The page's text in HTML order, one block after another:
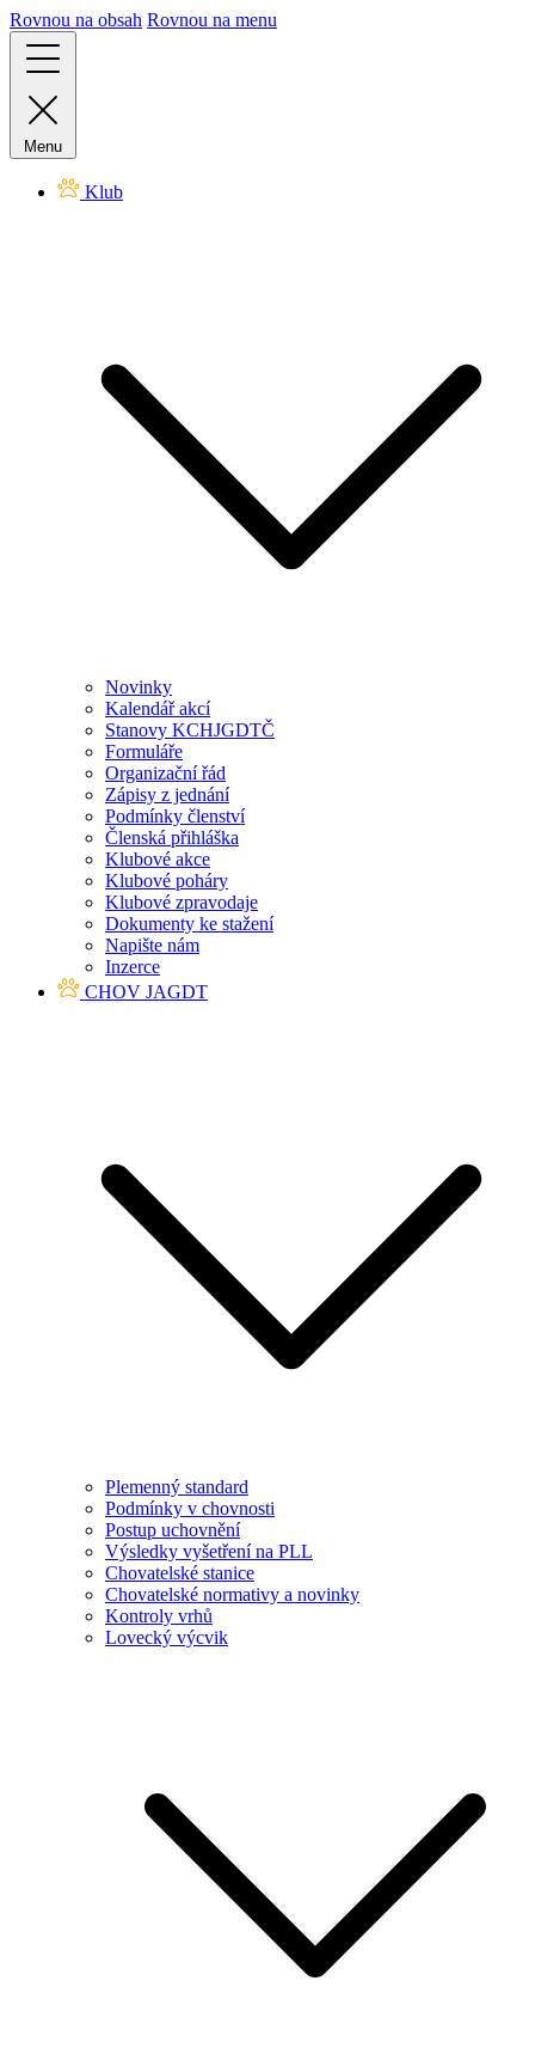
Rovnou na obsah Rovnou na menu
Menu
Klub
Novinky
Kalendář akcí
Stanovy KCHJGDTČ
Formuláře
Organizační řád
Zápisy z jednání
Podmínky členství
Členská přihláška
Klubové akce
Klubové poháry
Klubové zpravodaje
Dokumenty ke stažení
Napište nám
Inzerce
CHOV JAGDT
Plemenný standard
Podmínky v chovnosti
Postup uchovnění
Výsledky vyšetření na PLL
Chovatelské stanice
Chovatelské normativy a novinky
Kontroly vrhů
Lovecký výcvik